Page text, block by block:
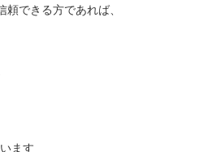
できる方であれば、
ます